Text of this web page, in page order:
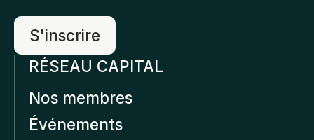
RÉSEAU CAPITAL
Nos membres
Événements